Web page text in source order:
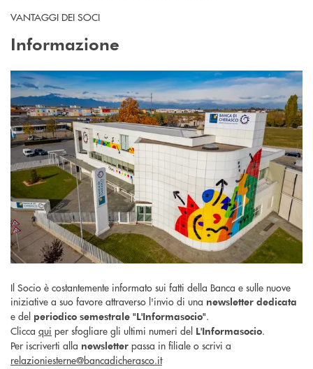
VANTAGGI DEI SOCI
Informazione
Il Socio è costantemente informato sui fatti della Banca e sulle nuove
iniziative a suo favore attraverso l'invio di una newsletter dedicata
e del periodico semestrale "L'Informasocio".
Clicca qui per sfogliare gli ultimi numeri del L'Informasocio.
Per iscriverti alla newsletter passa in filiale o scrivi a
relazioniesterne@bancadicherasco.it